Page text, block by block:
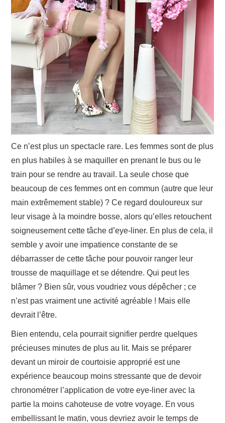
Ce n’est plus un spectacle rare. Les femmes sont de plus
en plus habiles à se maquiller en prenant le bus ou le
train pour se rendre au travail. La seule chose que
beaucoup de ces femmes ont en commun (autre que leur
main extrêmement stable) ? Ce regard douloureux sur
leur visage à la moindre bosse, alors qu’elles retouchent
soigneusement cette tâche d’eye-liner. En plus de cela, il
semble y avoir une impatience constante de se
débarrasser de cette tâche pour pouvoir ranger leur
trousse de maquillage et se détendre. Qui peut les
blâmer ? Bien sûr, vous voudriez vous dépêcher ; ce
n’est pas vraiment une activité agréable ! Mais elle
devrait l’être.
Bien entendu, cela pourrait signifier perdre quelques
précieuses minutes de plus au lit. Mais se préparer
devant un miroir de courtoisie approprié est une
expérience beaucoup moins stressante que de devoir
chronométrer l’application de votre eye-liner avec la
partie la moins cahoteuse de votre voyage. En vous
embellissant le matin, vous devriez avoir le temps de